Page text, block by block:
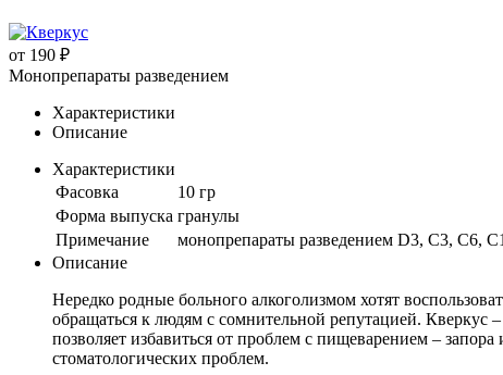
от 190 ₽
Монопрепараты разведением
Характеристики
Описание
Характеристики
Фасовка
10 гр
Форма выпуска гранулы
Примечание
монопрепараты разведением D3, C3, C6,
Описание
Нередко родные больного алкоголизмом хотят
обращаться к людям с сомнительной репутацией. Кверкус
позволяет избавиться от проблем с пищеварением –
стоматологических проблем.